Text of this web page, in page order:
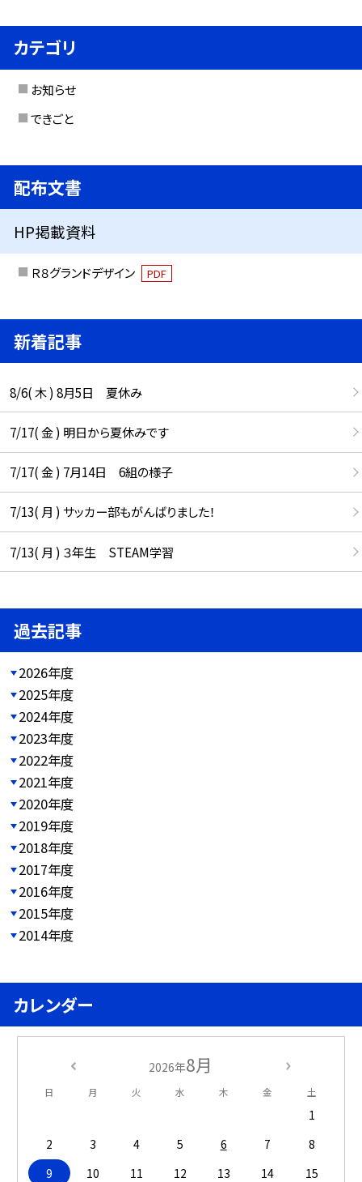
カテゴリ
お知らせ
できごと
配布文書
HP掲載資料
Ｒ８グランドデザイン PDF
新着記事
8/6( 木 ) 8月5日 夏休み
7/17( 金 ) 明日から夏休みです
7/17( 金 ) 7月14日 6組の様子
7/13( 月 ) サッカー部もがんばりました！
7/13( 月 ) ３年生 STEAM学習
過去記事
2026年度
2025年度
2024年度
2023年度
2022年度
2021年度
2020年度
2019年度
2018年度
2017年度
2016年度
2015年度
2014年度
カレンダー
2026年8月
日 月 火 水 木 金 土
1
2
3 4 5 6 7
8
9
10 11 12 13 14
15